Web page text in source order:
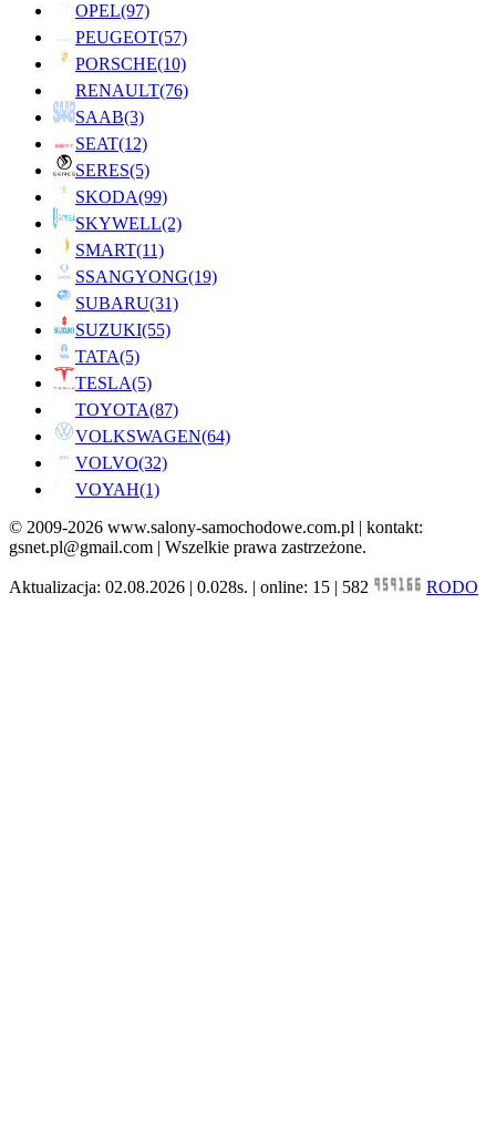
OPEL(97)
PEUGEOT(57)
PORSCHE(10)
RENAULT(76)
SAAB(3)
SEAT(12)
SERES(5)
SKODA(99)
SKYWELL(2)
SMART(11)
SSANGYONG(19)
SUBARU(31)
SUZUKI(55)
TATA(5)
TESLA(5)
TOYOTA(87)
VOLKSWAGEN(64)
VOLVO(32)
VOYAH(1)
© 2009-2026 www.salony-samochodowe.com.pl | kontakt:
gsnet.pl@gmail.com | Wszelkie prawa zastrzeżone.
Aktualizacja: 02.08.2026 | 0.028s. | online: 15 | 582 RODO